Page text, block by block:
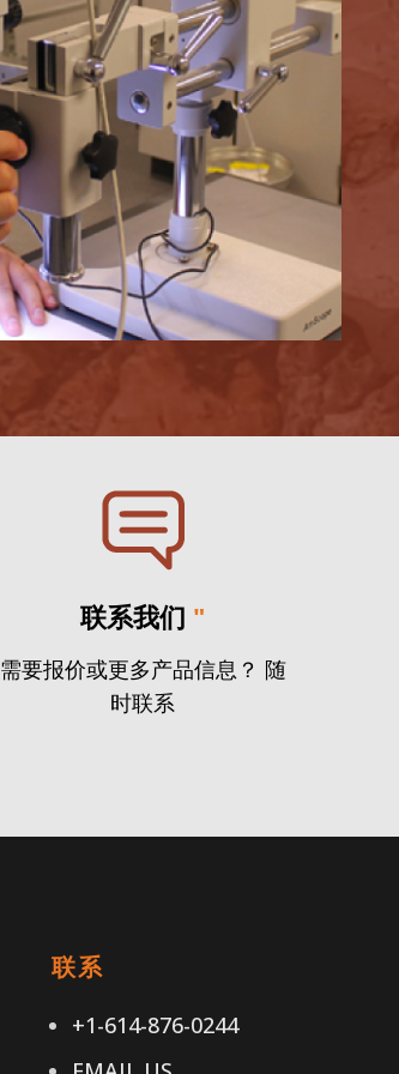
联系我们 "
需要报价或更多产品信息？ 随
时联系
联系
+1-614-876-0244